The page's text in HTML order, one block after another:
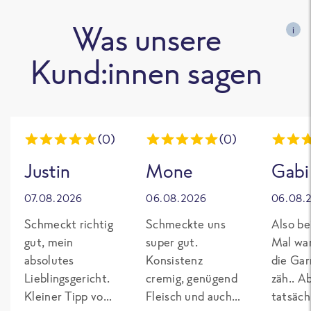
Was unsere
Kund:innen sagen
i
(0)
Justin
07.08.2026
Schmeckt richtig
gut, mein
absolutes
Lieblingsgericht.
Kleiner Tipp von
(0)
Mone
06.08.2026
Schmeckte uns
super gut.
Konsistenz
cremig, genügend
Fleisch und auch
Gabi
Also
Mal
die
zäh..